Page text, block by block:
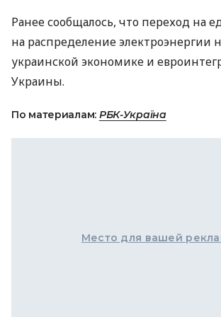
Ранее сообщалось, что переход на
на распределение электроэнергии
украинской экономике и
Украины.
По материалам: РБК-Україна
Место для вашей